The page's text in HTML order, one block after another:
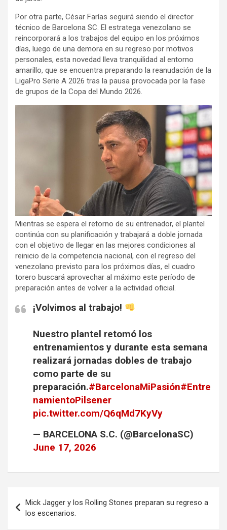
Por otra parte, César Farías seguirá siendo el director
técnico de Barcelona SC. El estratega venezolano se
reincorporará a los trabajos del equipo en los próximos
días, luego de una demora en su regreso por motivos
personales, esta novedad lleva tranquilidad al entorno
amarillo, que se encuentra preparando la reanudación de la
LigaPro Serie A 2026 tras la pausa provocada por la fase
de grupos de la Copa del Mundo 2026.
Mientras se espera el retorno de su entrenador, el plantel
continúa con su planificación y trabajará a doble jornada
con el objetivo de llegar en las mejores condiciones al
reinicio de la competencia nacional, con el regreso del
venezolano previsto para los próximos días, el cuadro
torero buscará aprovechar al máximo este período de
preparación antes de volver a la actividad oficial.
¡Volvimos al trabajo!
Nuestro plantel retomó los
entrenamientos y durante esta semana
realizará jornadas dobles de trabajo
como parte de su
preparación.#BarcelonaMiPasión#Entre
namientoPilsener
pic.twitter.com/Q6qMd7KyVy
— BARCELONA S.C. (@BarcelonaSC)
June 17, 2026
de
Mick Jagger y los Rolling Stones preparan su regreso a
los escenarios.